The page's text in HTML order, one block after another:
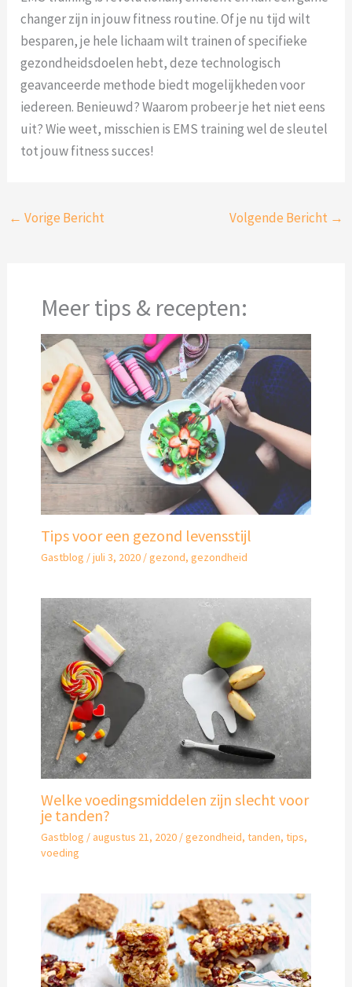
changer zijn in jouw fitness routine. Of je nu tijd wilt
besparen, je hele lichaam wilt trainen of specifieke
gezondheidsdoelen hebt, deze technologisch
geavanceerde methode biedt mogelijkheden voor
iedereen. Benieuwd? Waarom probeer je het niet eens
uit? Wie weet, misschien is EMS training wel de sleutel
tot jouw fitness succes!
← Vorige Bericht Volgende Bericht →
Meer tips & recepten:
Tips voor een gezond levensstijl
Gastblog /juli 3, 2020 /gezond, gezondheid
Welke voedingsmiddelen zijn slecht voor
je tanden?
Gastblog / augustus 21, 2020 /gezondheid, tanden, tips,
voeding